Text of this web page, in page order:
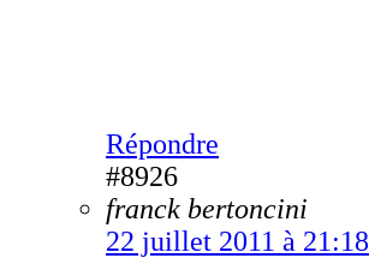
Répondre
#8926
franck bertoncini
22 juillet 2011 à 21:18